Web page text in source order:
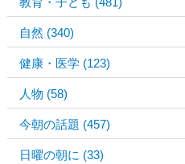
自然 (340)
健康・医学 (123)
人物 (58)
今朝の話題 (457)
日曜の朝に (33)